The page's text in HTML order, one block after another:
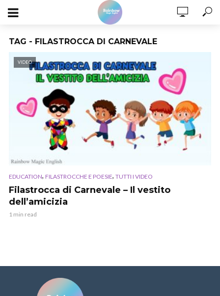
TAG - FILASTROCCA DI CARNEVALE
VIDEO
EDUCATION, FILASTROCCHE E POESIE, TUTTI I VIDEO
Filastrocca di Carnevale – Il vestito
dell’amicizia
1 min read